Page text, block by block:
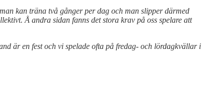
kan träna två gånger per dag och man slipper därmed
Å andra sidan fanns det stora krav på oss spelare att
är en fest och vi spelade ofta på fredag- och lördagkvällar i